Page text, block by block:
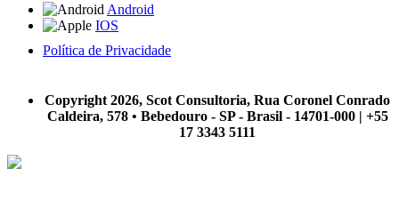
Android
IOS
Política de Privacidade
Copyright 2026, Scot Consultoria, Rua Coronel Conrado
Caldeira, 578 • Bebedouro - SP - Brasil - 14701-000 | +55
17 3343 5111